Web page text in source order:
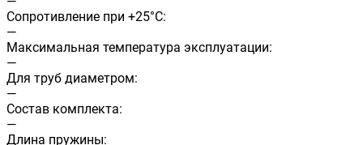
Сопротивление при +25°С:
—
Максимальная температура эксплуатации:
—
Для труб диаметром:
—
Состав комплекта:
—
Длина пружины: